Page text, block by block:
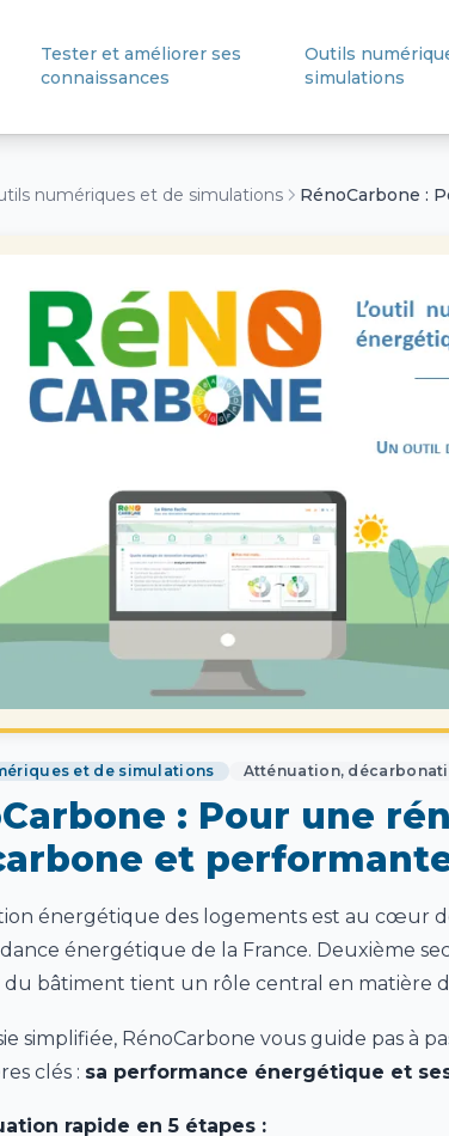
Tester et améliorer ses
connaissances
Outils
simulations
numériques et de simulations
et de simulations Atténuation,
: Pour une
et
énergétique des logements est au cœur
énergétique de la France. Deuxième
du bâtiment tient un rôle central en matière
simplifiée, RénoCarbone vous guide pas à
clés : sa performance énergétique et
rapide en 5 étapes :